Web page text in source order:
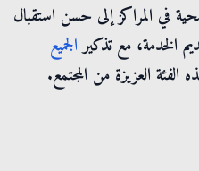
في المراكز إلى حسن استقبال
الخدمة، مع تذكيرالجميع
الفئة العزيزة من المجتمع.